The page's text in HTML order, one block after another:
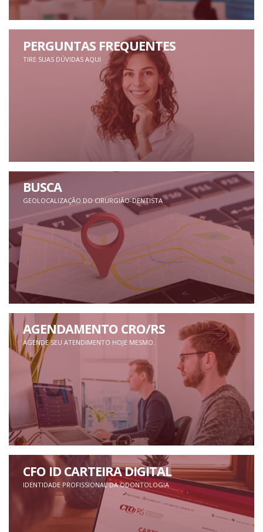
PERGUNTAS FREQUENTES
TIRE SUAS DÚVIDAS AQUI
BUSCA
GEOLOCALIZAÇÃO DO CIRURGIÃO-DENTISTA
AGENDAMENTO CRO/RS
AGENDE SEU ATENDIMENTO HOJE MESMO.
CFO ID CARTEIRA DIGITAL
IDENTIDADE PROFISSIONAL DA ODONTOLOGIA